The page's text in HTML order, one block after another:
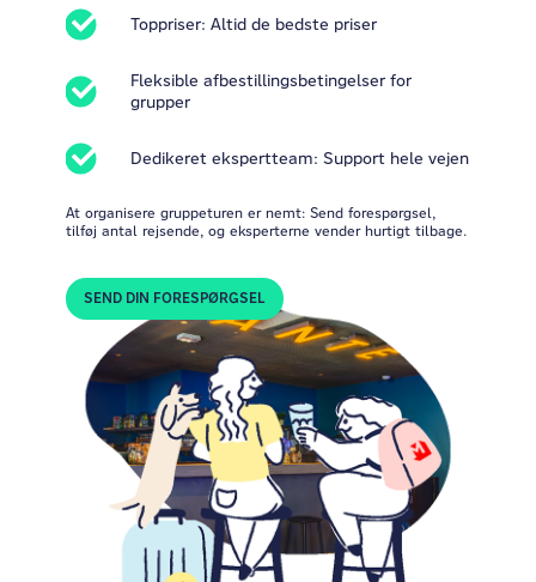
Toppriser: Altid de bedste priser
Fleksible afbestillingsbetingelser for
grupper
Dedikeret ekspertteam: Support hele vejen
At organisere gruppeturen er nemt: Send forespørgsel,
tilføj antal rejsende, og eksperterne vender hurtigt tilbage.
SEND DIN FORESPØRGSEL